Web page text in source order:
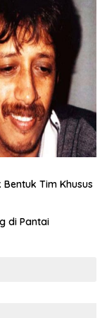
Bentuk Tim Khusus
di Pantai